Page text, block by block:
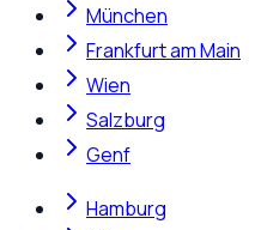
München
Frankfurt am Main
Wien
Salzburg
Genf
Hamburg